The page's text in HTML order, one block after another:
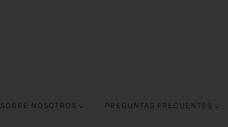
SOBRE NOSOTROS PREGUNTAS FRECUENTES